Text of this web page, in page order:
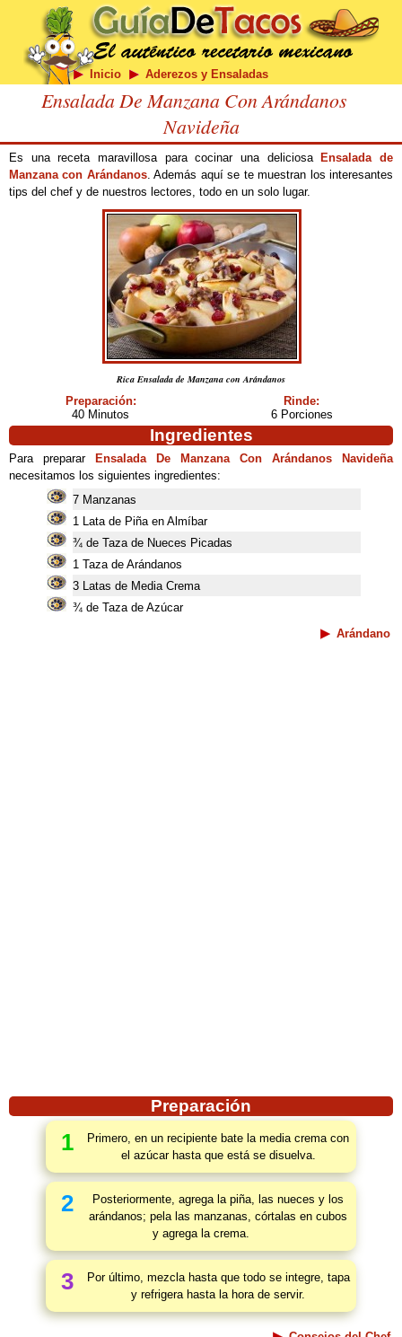
Inicio Aderezos y Ensaladas
Ensalada De Manzana Con Arándanos
Navideña
Es una receta maravillosa para cocinar una deliciosa Ensalada de
Manzana con Arándanos. Además aquí se te muestran los interesantes
tips del chef y de nuestros lectores, todo en un solo lugar.
Rica Ensalada de Manzana con Arándanos
Preparación:
40 Minutos
Rinde:
6 Porciones
Ingredientes
Para preparar
Ensalada De Manzana Con Arándanos Navideña
necesitamos los siguientes ingredientes:
7 Manzanas
1 Lata de Piña en Almíbar
¾ de Taza de Nueces Picadas
1 Taza de Arándanos
3 Latas de Media Crema
¾ de Taza de Azúcar
Arándano
Preparación
1
Primero, en un recipiente bate la media crema con
el azúcar hasta que está se disuelva.
2
Posteriormente, agrega la piña, las nueces y los
arándanos; pela las manzanas, córtalas en cubos
y agrega la crema.
3
Por último, mezcla hasta que todo se integre, tapa
y refrigera hasta la hora de servir.